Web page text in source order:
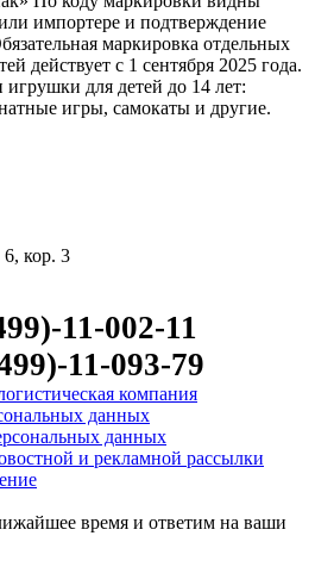
импортере и подтверждение
маркировка отдельных
действует с 1 сентября 2025 года.
для детей до 14 лет:
игры, самокаты и другие.
кор. 3
11-002-11
11-093-79
компания
данных
данных
и рекламной рассылки
время и ответим на ваши